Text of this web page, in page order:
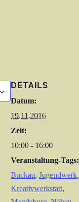
DETAILS
Datum:
19.11.2016
Zeit:
10:00 - 16:00
Veranstaltung-Tags:
Buckau, Jugendwerk,
Kreativwerkstatt,